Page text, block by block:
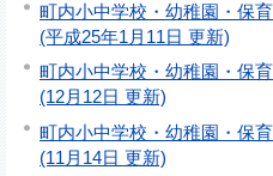
町内小中学校・幼稚園・保
(平成25年1月11日 更新)
町内小中学校・幼稚園・保
(12月12日 更新)
町内小中学校・幼稚園・保
(11月14日 更新)